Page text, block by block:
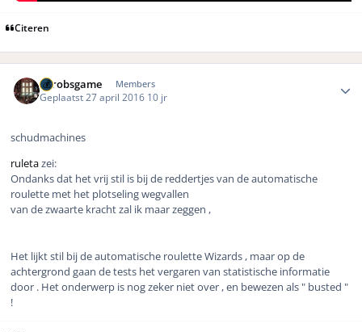
Citeren
eurobsgame Members
Geplaatst27 april 2016 10 jr
schudmachines
ruletazei:
Ondanks dat het vrij stil is bij de reddertjes van de automatische
roulette met het plotseling wegvallen
van de zwaarte kracht zal ik maar zeggen ,
Het lijkt stil bij de automatische roulette Wizards , maar op de
achtergrond gaan de tests het vergaren van statistische informatie
door . Het onderwerp is nog zeker niet over , en bewezen als " busted "
!